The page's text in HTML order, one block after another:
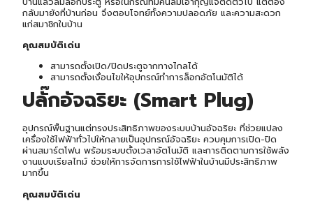
กลับมายังที่บ้านก่อน จึงตอบโจทย์ทั้งความปลอดภัย และความสะดวก
แก่สมาชิกในบ้าน
คุณสมบัติเด่น
สามารถตั้งเปิด/ปิดประตูจากทางไกลได้
สามารถตั้งเงื่อนไขให้อุปกรณ์ทำการล็อกอัตโนมัติได้
ปลั๊กอัจฉริยะ (Smart Plug)
อุปกรณ์พื้นฐานแต่ทรงประสิทธิภาพของระบบบ้านอัจฉริยะ ที่ช่วยแปลง
เครื่องใช้ไฟฟ้าทั่วไปให้กลายเป็นอุปกรณ์อัจฉริยะ ควบคุมการเปิด-ปิด
ผ่านสมาร์ตโฟน พร้อมระบบตั้งเวลาอัตโนมัติ และการติดตามการใช้พลัง
งานแบบเรียลไทม์ ช่วยให้การจัดการการใช้ไฟฟ้าในบ้านมีประสิทธิภาพ
มากขึ้น
คุณสมบัติเด่น